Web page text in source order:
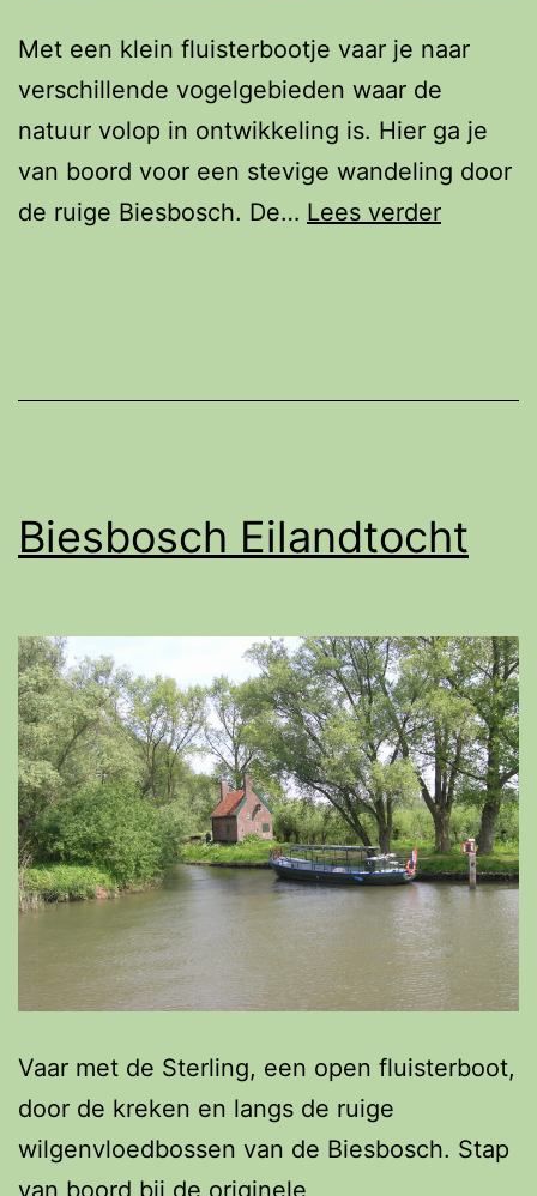
Met een klein fluisterbootje vaar je naar
verschillende vogelgebieden waar de
natuur volop in ontwikkeling is. Hier ga je
van boord voor een stevige wandeling door
de ruige Biesbosch. De… Lees verderWetland
Biesbosch Eilandtocht
Vaar met de Sterling, een open fluisterboot,
door de kreken en langs de ruige
wilgenvloedbossen van de Biesbosch. Stap
van boord bij de originele